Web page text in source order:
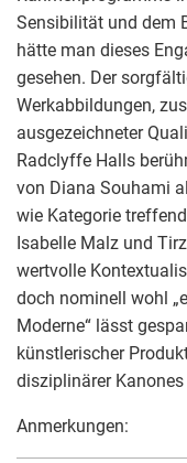
Sensibilität und dem
hätte man dieses
gesehen. Der
Werkabbildungen,
ausgezeichneter
Radclyffe Halls
von Diana Souhami
wie Kategorie
Isabelle Malz und
wertvolle
doch nominell wohl
Moderne“ lässt
künstlerischer
disziplinärer
Anmerkungen: